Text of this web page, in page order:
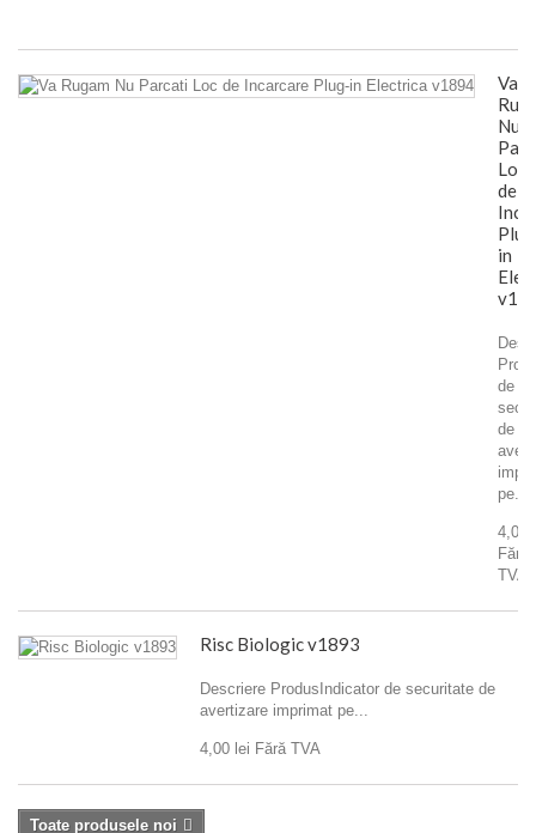
Va
Nu
Loc
de
in
de
de
pe...
4,00
Fără
TVA
Risc Biologic v1893
Descriere ProdusIndicator de securitate de
avertizare imprimat pe...
4,00 lei Fără TVA
Toate produsele noi